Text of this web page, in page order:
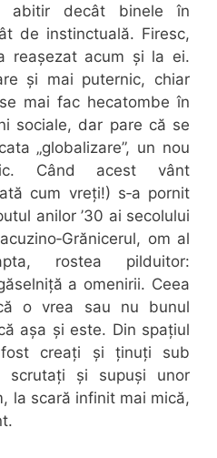
abitir decât binele în
de instinctuală. Firesc,
reașezat acum și la ei.
și mai puternic, chiar
mai fac hecatombe în
sociale, dar pare că se
„globalizare”, un nou
Când acest vânt
cum vreți!) s‑a pornit
anilor ’30 ai secolului
om al
rostea pilduitor:
a omenirii. Ceea
o vrea sau nu bunul
așa și este. Din spațiul
creați și ținuți sub
scrutați și supuși unor
la scară infinit mai mică,